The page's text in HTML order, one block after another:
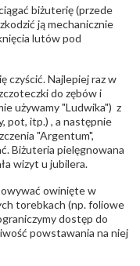
w wieku poniżej 3 lat
z białego złota
zawierają nikiel
biżuterię (przede
ją mechanicznie
lutów pod
czyścić. Najlepiej raz w
do zębów i
używamy "Ludwika") z
pot, itp.) , a następnie
"Argentum",
Biżuteria pielęgnowana
wizyt u jubilera.
owinięte w
torebkach (np. foliowe
dostęp do
powstawania na niej